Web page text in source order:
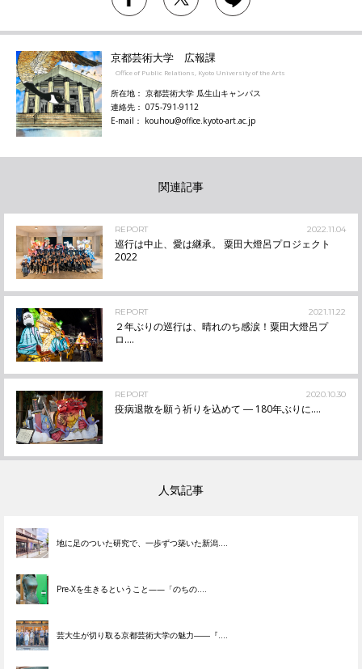
京都芸術大学 広報課
Office of Public Relations, Kyoto University of the Arts
所在地： 京都芸術大学 瓜生山キャンパス
連絡先： 075-791-9112
E-mail： kouhou@office.kyoto-art.ac.jp
関連記事
REPORT 2022.11.04
巡行は中止、愛は継承。 粟田大燈呂プロジェクト
2022
REPORT 2021.11.22
２年ぶりの巡行は、晴れのち感涙！粟田大燈呂プ
ロ....
REPORT 2020.10.30
疫病退散を願う祈りを込めて ― 180年ぶりに....
人気記事
地に足のついた研究で、一歩ずつ築いた新潟....
Pre-Xを生きるということ——「のちの....
芸大生が切り取る京都芸術大学の魅力――『....